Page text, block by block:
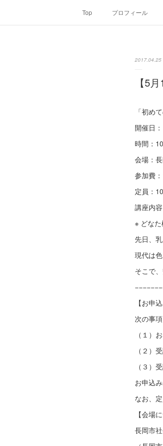
Top プロフィール
2017.04.25
【5
「初め
開催日
時間：
会場：
参加費
定員：
講座内
※ どなた
先日、
現代は
そこで
【お申
次の事
（１）
（２）
（３）
お申込
なお、
【会場
長岡市